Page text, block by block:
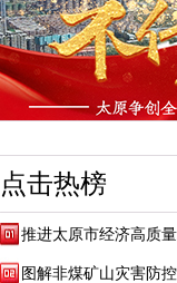
点击热榜
推进太原市经济高质
图解非煤矿山灾害防